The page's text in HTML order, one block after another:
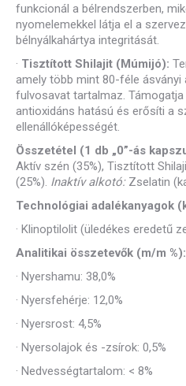
funkcionál a bélrendszerben,
nyomelemekkel látja el a
bélnyálkahártya integritását.
· Tisztított Shilajit (Múmijó):
amely több mint 80-féle ásványi
fulvosavat tartalmaz.
antioxidáns hatású és erősíti a
ellenállóképességét.
Összetétel (1 db „0”-ás
Aktív szén (35%), Tisztított
(25%). Inaktív alkotó:Zselatin
Technológiai adalékanyagok
· Klinoptilolit (üledékes eredetű
Analitikai összetevők (m/m %):
· Nyershamu: 38,0%
· Nyersfehérje: 12,0%
· Nyersrost: 4,5%
· Nyersolajok és -zsírok: 0,5%
· Nedvességtartalom: < 8%